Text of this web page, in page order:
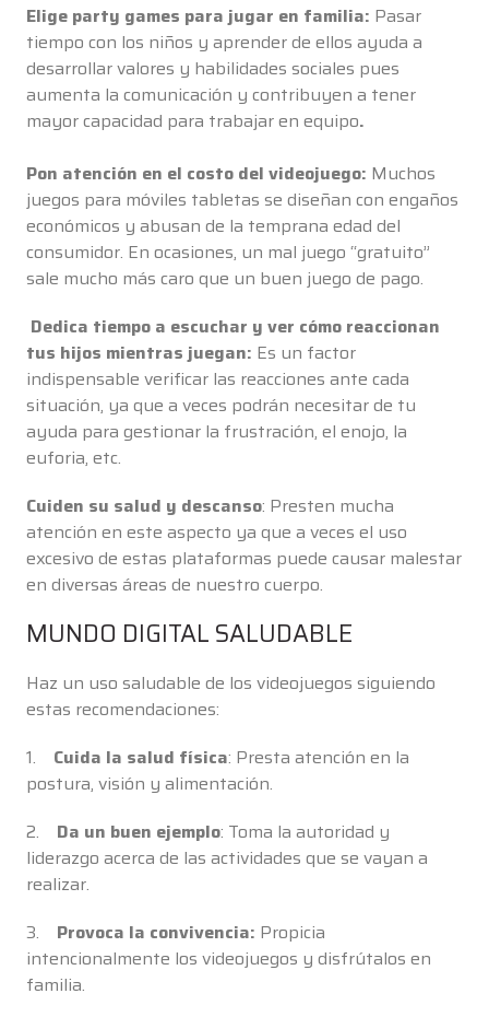
Elige party games para jugar en familia: Pasar
tiempo con los niños y aprender de ellos ayuda a
desarrollar valores y habilidades sociales pues
aumenta la comunicación y contribuyen a tener
mayor capacidad para trabajar en equipo.
Pon atención en el costo del videojuego: Muchos
juegos para móviles tabletas se diseñan con engaños
económicos y abusan de la temprana edad del
consumidor. En ocasiones, un mal juego “gratuito”
sale mucho más caro que un buen juego de pago.
Dedica tiempo a escuchar y ver cómo reaccionan
tus hijos mientras juegan: Es un factor
indispensable verificar las reacciones ante cada
situación, ya que a veces podrán necesitar de tu
ayuda para gestionar la frustración, el enojo, la
euforia, etc.
Cuiden su salud y descanso: Presten mucha
atención en este aspecto ya que a veces el uso
excesivo de estas plataformas puede causar malestar
en diversas áreas de nuestro cuerpo.
MUNDO DIGITAL SALUDABLE
Haz un uso saludable de los videojuegos siguiendo
estas recomendaciones:
1. Cuida la salud física: Presta atención en la
postura, visión y alimentación.
2. Da un buen ejemplo: Toma la autoridad y
liderazgo acerca de las actividades que se vayan a
realizar.
3.
Provoca la convivencia: Propicia
intencionalmente los videojuegos y disfrútalos en
familia.